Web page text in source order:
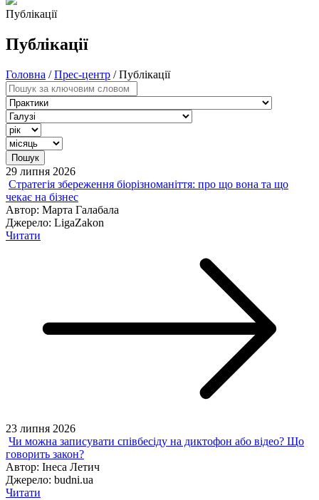
Публікації
Публікації
Головна / Прес-центр /Публікації
29 липня 2026
Стратегія збереження біорізноманіття: про що вона та що
чекає на бізнес
Автор: Марта Галабала
Джерело: LigaZakon
Читати
23 липня 2026
Чи можна записувати співбесіду на диктофон або відео? Що
говорить закон?
Автор: Інеса Летич
Джерело: budni.ua
Читати